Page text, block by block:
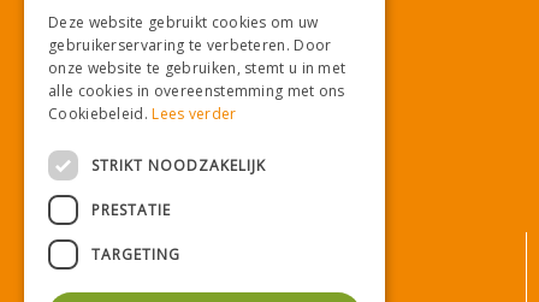
Download onze App!
Deze website gebruikt cookies om uw
gebruikerservaring te verbeteren. Door
onze website te gebruiken, stemt u in met
alle cookies in overeenstemming met ons
Cookiebeleid.Lees verder
STRIKT NOODZAKELIJK
PRESTATIE
TARGETING